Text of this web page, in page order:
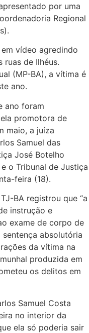
por uma
Regional
vídeo agredindo
ruas de Ilhéus.
(MP-BA), a vítima é
ano.
ano foram
promotora de
maio, a juíza
Samuel das
José Botelho
o Tribunal de Justiça
feira (18).
BA registrou que “a
instrução e
exame de corpo de
absolutória
da vítima na
produzida em
os delitos em
Samuel Costa
no interior da
ela só poderia sair